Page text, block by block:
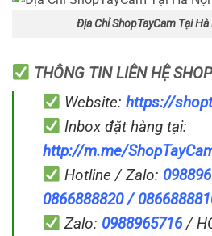
Địa Chỉ ShopTayCam Tại
THÔNG TIN LIÊN HỆ
Website: https://
Inbox đặt hàng tại:
http://m.me/
Hotline / Zalo:
0866888820 /
Zalo: 0988965716 /